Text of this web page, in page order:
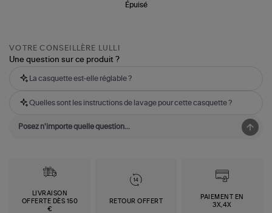
Épuisé
VOTRE CONSEILLÈRE LULLI
Une question sur ce produit ?
La casquette est-elle réglable ?
Quelles sont les instructions de lavage pour cette casquette ?
LIVRAISON
OFFERTE DÈS 150
€
RETOUR OFFERT
PAIEMENT EN
3X,4X